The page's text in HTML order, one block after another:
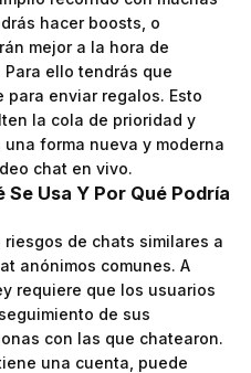
hacer boosts, o
mejor a la hora de
ello tendrás que
para enviar regalos. Esto
la cola de prioridad y
forma nueva y moderna
chat en vivo.
Se Usa Y Por Qué Podría
de chats similares a
anónimos comunes. A
requiere que los usuarios
de sus
con las que chatearon.
una cuenta, puede